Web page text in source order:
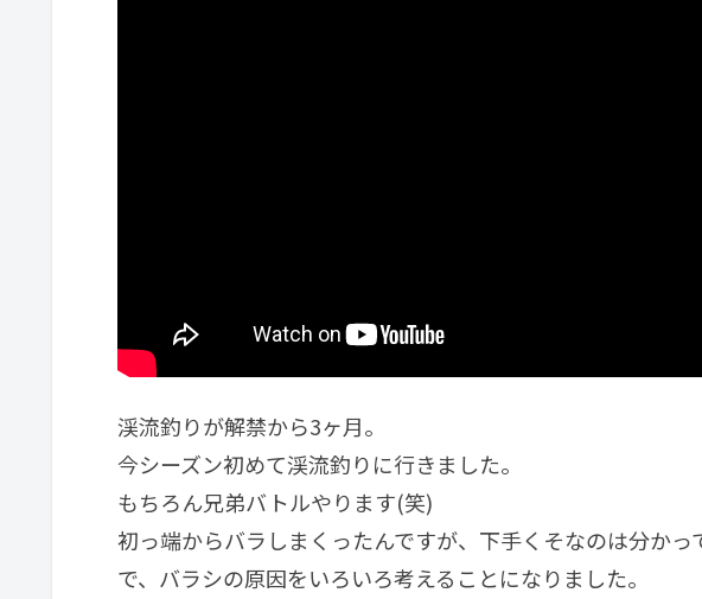
渓流釣りが解禁から3ヶ月。
今シーズン初めて渓流釣りに行きました。
もちろん兄弟バトルやります(笑)
初っ端からバラしまくったんですが、下手くそなのは分か
で、バラシの原因をいろいろ考えることになりました。